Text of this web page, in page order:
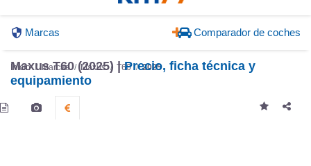
Marcas Comparador de coches
Inicio Marcas Maxus T60 2025
Maxus T60 (2025) |Precio, ficha técnica y
equipamiento